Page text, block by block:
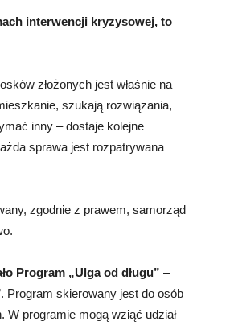
interwencji kryzysowej, to
złożonych jest właśnie na
szukają rozwiązania,
inny – dostaje kolejne
sprawa jest rozpatrywana
zgodnie z prawem, samorząd
Program „Ulga od długu” –
Program skierowany jest do osób
programie mogą wziąć udział